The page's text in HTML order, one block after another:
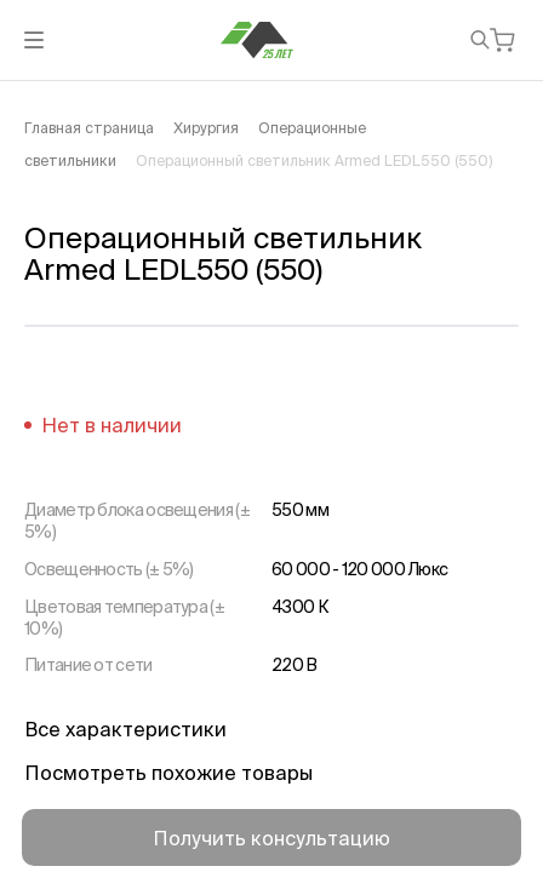
Главная страница Хирургия Операционные
светильники Операционный светильник Armed LEDL550 (550)
Операционный светильник
Armed LEDL550 (550)
Нет в наличии
Диаметр блока освещения (±
5%)
550 мм
Освещенность (± 5%)
60 000 - 120 000 Люкс
Цветовая температура (±
10%)
4300 К
Питание от сети
220 В
5%)
Потребляемая мощность (±
5%)
Все характеристики
Посмотреть похожие товары
Получить консультацию